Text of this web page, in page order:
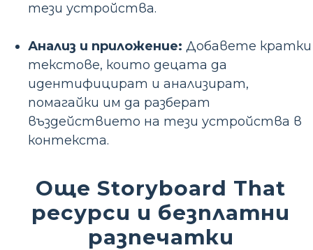
тези устройства.
Анализ и приложение: Добавете кратки
текстове, които децата да
идентифицират и анализират,
помагайки им да разберат
въздействието на тези устройства в
контекста.
Още Storyboard That
ресурси и безплатни
разпечатки